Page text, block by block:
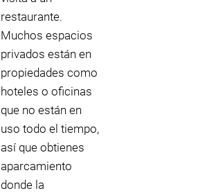
restaurante.
Muchos espacios
privados están en
propiedades como
hoteles o oficinas
que no están en
uso todo el tiempo,
así que obtienes
aparcamiento
donde la